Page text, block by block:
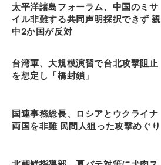
太平洋諸島フォーラム、中国のミサ
イル非難する共同声明採択できず 親
中2か国が反対
台湾軍、大規模演習で台北攻撃阻止
を想定し「橋封鎖」
国連事務総長、ロシアとウクライナ
両国を非難 民間人狙った攻撃めぐり